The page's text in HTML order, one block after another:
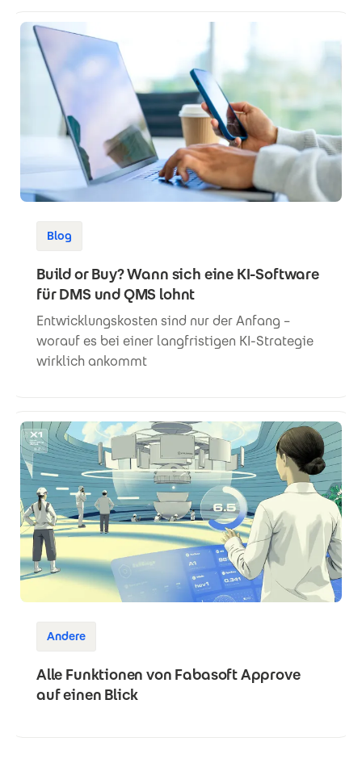
Blog
Build or Buy? Wann sich eine KI-Software
für DMS und QMS lohnt
Entwicklungskosten sind nur der Anfang –
worauf es bei einer langfristigen KI-Strategie
wirklich ankommt
Andere
Alle Funktionen von Fabasoft Approve
auf einen Blick